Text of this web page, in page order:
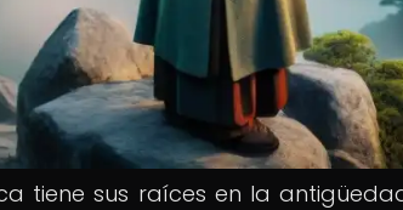
tiene sus raíces en la